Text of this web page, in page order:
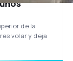
de la
volar y deja